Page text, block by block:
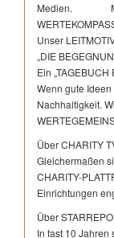
Medien.
Unser
„DIE
Ein
Wenn gute
Nachhaltigkeit.
Über CHARITY
Gleichermaßen
CHARITY-
Einrichtungen
Über
In fast 10